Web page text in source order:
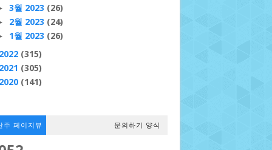
3월 2023 (26)
2월 2023 (24)
1월 2023 (26)
2022 (315)
2021 (305)
2020 (141)
주 페이지뷰 문의하기 양식